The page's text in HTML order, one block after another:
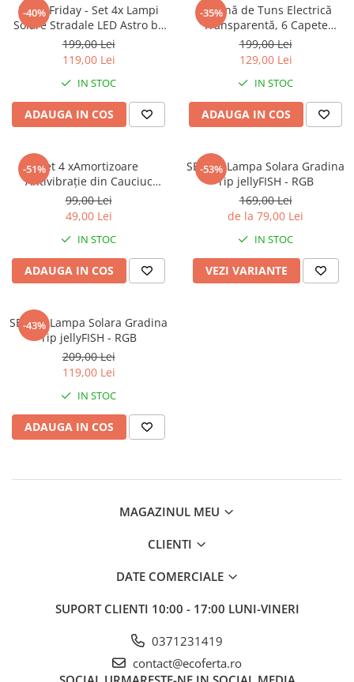
sanatate si ingrijire
AUTO-MOTO
-40%
Black Friday - Set 4x Lampi
Solare Stradale LED Astro by
Innova, 160 LED COB, Senzor,
Telecomandă, IP66, Garanție 3
199,00 Lei
119,00 Lei
IN STOC
ADAUGA IN COS
-35%
Mașină de Tuns Electrică
Transparentă, 6 Capete
Interschimbabile, Rezistentă
la Apă IPX6, Lame Inox, Afisaj
Încărcare USB-C
199,00 Lei
129,00 Lei
IN STOC
ADAUGA IN COS
-51%Set 4 xAmortizoare
Antivibrație din Cauciuc
pentru Mașină de Spălat și
Uscător, Antiderapante,
99,00 Lei
49,00 Lei
IN STOC
ADAUGA IN COS
-53%
SET 2 x Lampa Solara Gradina
Tip jellyFISH - RGB
169,00 Lei
de la 79,00 Lei
IN STOC
VEZI VARIANTE
-43%
SET 4 x Lampa Solara Gradina
Tip jellyFISH - RGB
209,00 Lei
119,00 Lei
IN STOC
ADAUGA IN COS
MAGAZINUL MEU
CLIENTI
DATE COMERCIALE
SUPORT CLIENTI 10:00 - 17:00 LUNI-VINERI
0371231419
contact@ecoferta.ro